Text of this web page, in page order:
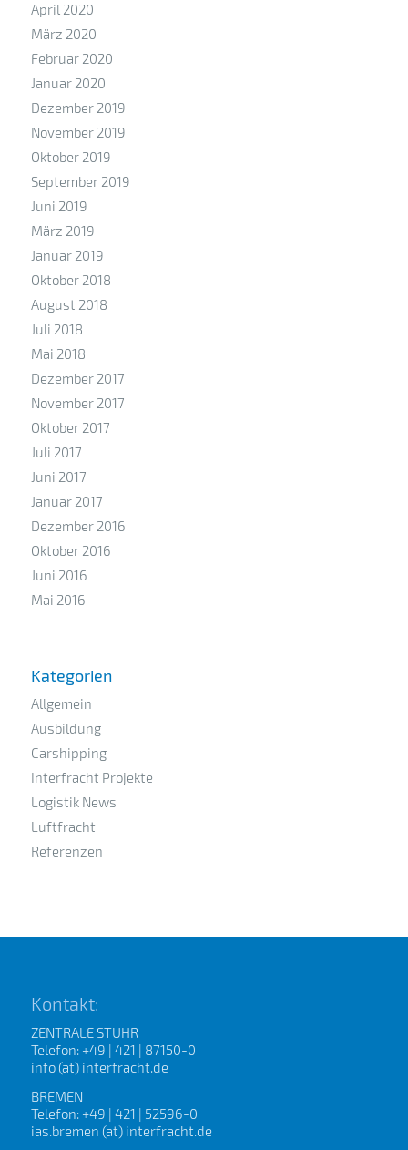
April 2020
März 2020
Februar 2020
Januar 2020
Dezember 2019
November 2019
Oktober 2019
September 2019
Juni 2019
März 2019
Januar 2019
Oktober 2018
August 2018
Juli 2018
Mai 2018
Dezember 2017
November 2017
Oktober 2017
Juli 2017
Juni 2017
Januar 2017
Dezember 2016
Oktober 2016
Juni 2016
Mai 2016
Kategorien
Allgemein
Ausbildung
Carshipping
Interfracht Projekte
Logistik News
Luftfracht
Referenzen
Kontakt:
ZENTRALE STUHR
Telefon: +49 | 421 | 87150-0
info (at) interfracht.de
BREMEN
Telefon: +49 | 421 | 52596-0
ias.bremen (at) interfracht.de